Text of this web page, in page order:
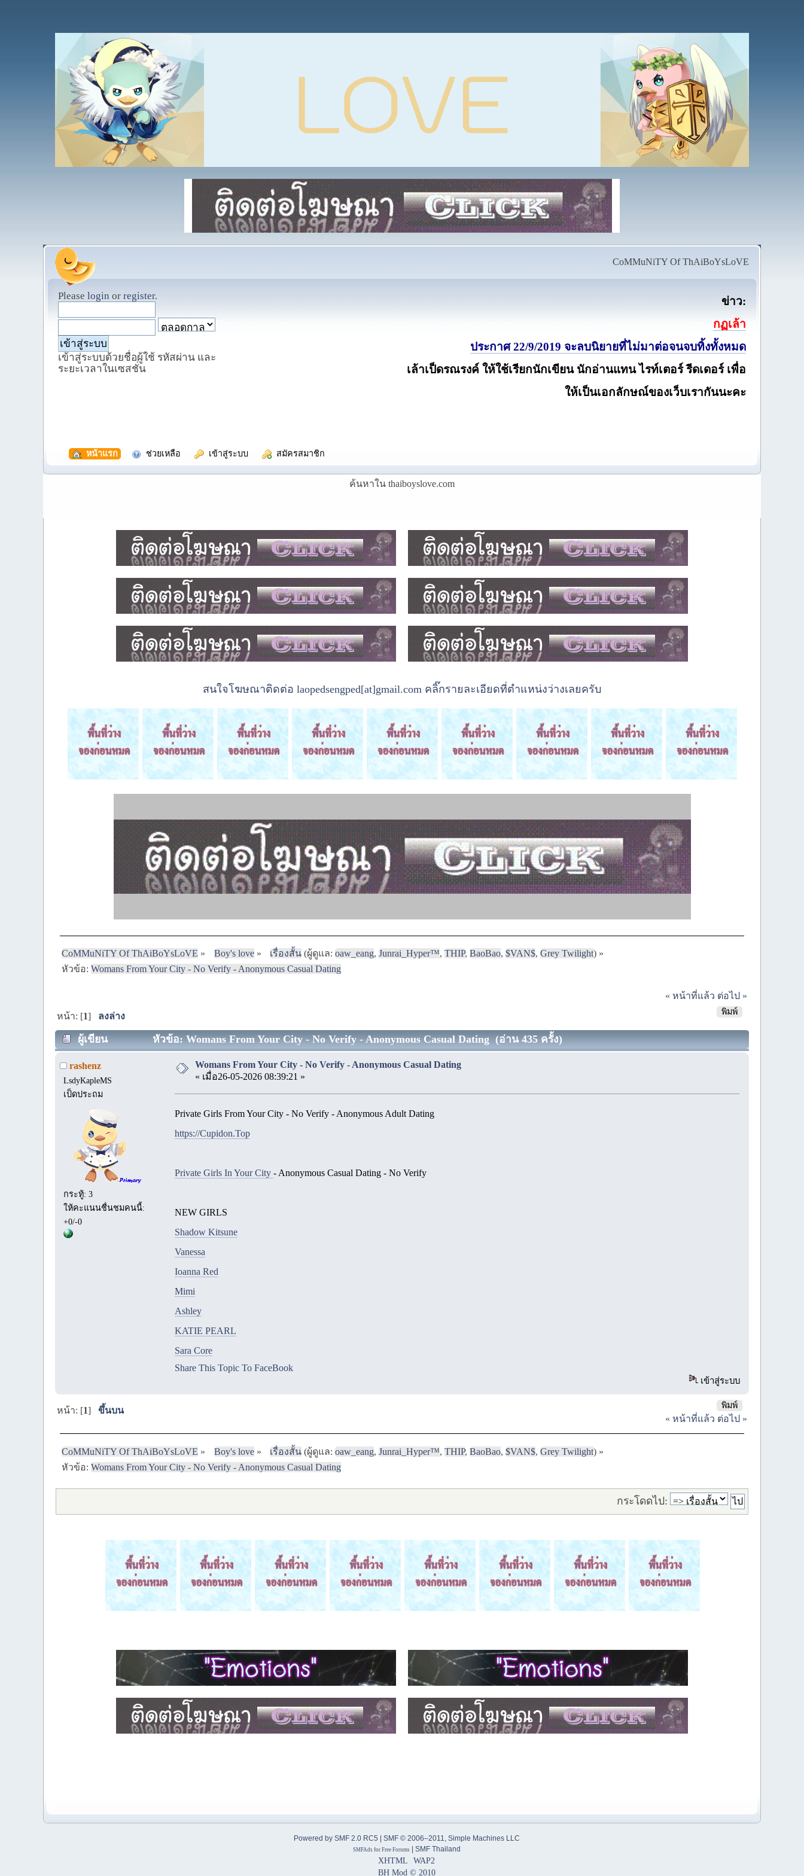
CoMMuNiTY Of ThAiBoYsLoVE
Please login or register.
เข้าสู่ระบบด้วยชื่อผู้ใช้ รหัสผ่าน และ
ระยะเวลาในเซสชั่น
ข่าว:
กฏเล้า
ประกาศ 22/9/2019 จะลบนิยายที่ไม่มาต่อจนจบทิ้งทั้งหมด
เล้าเป็ดรณรงค์ ให้ใช้เรียกนักเขียน นักอ่านแทน ไรท์เตอร์ รีดเดอร์ เพื่อ
ให้เป็นเอกลักษณ์ของเว็บเรากันนะคะ
หน้าแรก ช่วยเหลือ เข้าสู่ระบบ สมัครสมาชิก
ค้นหาใน thaiboyslove.com
สนใจโฆษณาติดต่อ laopedsengped[at]gmail.com คลิ๊กรายละเอียดที่ตำแหน่งว่างเลยครับ
CoMMuNiTY Of ThAiBoYsLoVE » Boy's love» เรื่องสั้น(ผู้ดูแล: oaw_eang, Junrai_Hyper™, THIP, BaoBao, $VAN$, Grey Twilight) »
หัวข้อ:Womans From Your City - No Verify - Anonymous Casual Dating
« หน้าที่แล้ว ต่อไป »
พิมพ์
หน้า: [1] ลงล่าง
ผู้เขียน หัวข้อ: Womans From Your City - No Verify - Anonymous Casual Dating (อ่าน 435 ครั้ง)
rashenz
LsdyKapleMS
เป็ดประถม
กระทู้: 3
ให้คะแนนชื่นชมคนนี้:
+0/-0
Womans From Your City - No Verify - Anonymous Casual Dating
« เมื่อ26-05-2026 08:39:21 »
Private Girls From Your City - No Verify - Anonymous Adult Dating
https://Cupidon.Top
Private Girls In Your City - Anonymous Casual Dating - No Verify
NEW GIRLS
Shadow Kitsune
Vanessa
Ioanna Red
Mimi
Ashley
KATIE PEARL
Sara Core
Share This Topic To FaceBook
เข้าสู่ระบบ
พิมพ์
หน้า: [1]ขึ้นบน
« หน้าที่แล้ว ต่อไป »
CoMMuNiTY Of ThAiBoYsLoVE » Boy's love» เรื่องสั้น(ผู้ดูแล: oaw_eang, Junrai_Hyper™, THIP, BaoBao, $VAN$, Grey Twilight) »
หัวข้อ:Womans From Your City - No Verify - Anonymous Casual Dating
กระโดดไป:
Powered by SMF 2.0 RC5 SMF © 2006–2011, Simple Machines LLC
SMFAdsfor Free Forums| SMF Thailand
XHTML
WAP2
BH Mod © 2010